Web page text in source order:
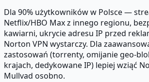
Dla 90% użytkowników w Polsce —
Netflix/HBO Max z innego regionu,
kawiarni, ukrycie adresu IP przed
Norton VPN wystarczy. Dla
zastosowań (torrenty, omijanie geo-
krajach, dedykowane IP) lepiej wziąć
Mullvad osobno.